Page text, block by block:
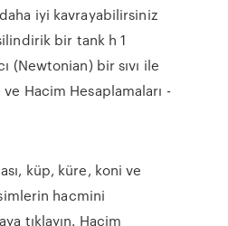
iyi kavrayabilirsiniz
bir tank h 1
(Newtonian) bir sıvı ile
Hacim Hesaplamaları -
küp, küre, koni ve
hacmini
tıklayın. Hacim